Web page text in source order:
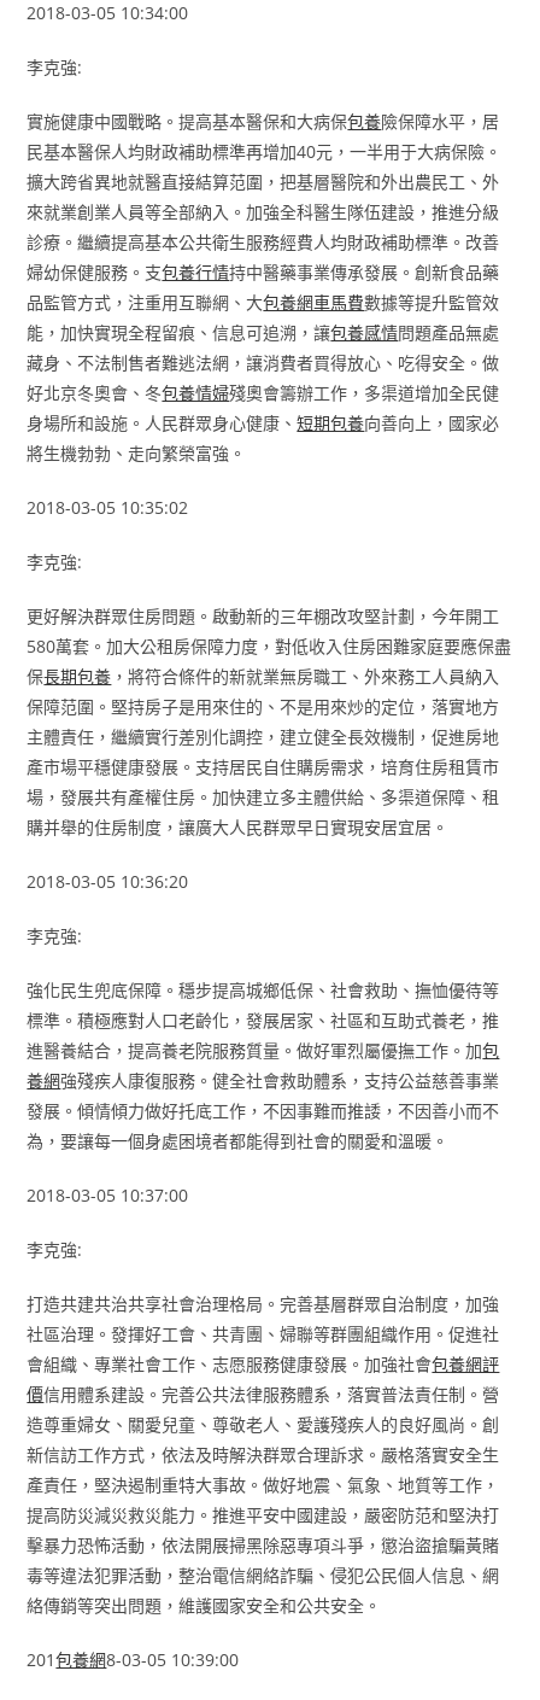
2018-03-05 10:34:00
李克強:
實施健康中國戰略。提高基本醫保和大病保包養險保障水平，居
民基本醫保人均財政補助標準再增加40元，一半用于大病保險。
擴大跨省異地就醫直接結算范圍，把基層醫院和外出農民工、外
來就業創業人員等全部納入。加強全科醫生隊伍建設，推進分級
診療。繼續提高基本公共衛生服務經費人均財政補助標準。改善
婦幼保健服務。支包養行情持中醫藥事業傳承發展。創新食品藥
品監管方式，注重用互聯網、大包養網車馬費數據等提升監管效
能，加快實現全程留痕、信息可追溯，讓包養感情問題產品無處
藏身、不法制售者難逃法網，讓消費者買得放心、吃得安全。做
好北京冬奧會、冬包養情婦殘奧會籌辦工作，多渠道增加全民健
身場所和設施。人民群眾身心健康、短期包養向善向上，國家必
將生機勃勃、走向繁榮富強。
2018-03-05 10:35:02
李克強:
更好解決群眾住房問題。啟動新的三年棚改攻堅計劃，今年開工
580萬套。加大公租房保障力度，對低收入住房困難家庭要應保盡
保長期包養 ，將符合條件的新就業無房職工、外來務工人員納入
保障范圍。堅持房子是用來住的、不是用來炒的定位，落實地方
主體責任，繼續實行差別化調控，建立健全長效機制，促進房地
產市場平穩健康發展。支持居民自住購房需求，培育住房租賃市
場，發展共有產權住房。加快建立多主體供給、多渠道保障、租
購并舉的住房制度，讓廣大人民群眾早日實現安居宜居。
2018-03-05 10:36:20
李克強:
強化民生兜底保障。穩步提高城鄉低保、社會救助、撫恤優待等
標準。積極應對人口老齡化，發展居家、社區和互助式養老，推
進醫養結合，提高養老院服務質量。做好軍烈屬優撫工作。加包
養網強殘疾人康復服務。健全社會救助體系，支持公益慈善事業
發展。傾情傾力做好托底工作，不因事難而推諉，不因善小而不
為，要讓每一個身處困境者都能得到社會的關愛和溫暖。
2018-03-05 10:37:00
李克強:
打造共建共治共享社會治理格局。完善基層群眾自治制度，加強
社區治理。發揮好工會、共青團、婦聯等群團組織作用。促進社
會組織、專業社會工作、志愿服務健康發展。加強社會包養網評
價信用體系建設。完善公共法律服務體系，落實普法責任制。營
造尊重婦女、關愛兒童、尊敬老人、愛護殘疾人的良好風尚。創
新信訪工作方式，依法及時解決群眾合理訴求。嚴格落實安全生
產責任，堅決遏制重特大事故。做好地震、氣象、地質等工作，
提高防災減災救災能力。推進平安中國建設，嚴密防范和堅決打
擊暴力恐怖活動，依法開展掃黑除惡專項斗爭，懲治盜搶騙黃賭
毒等違法犯罪活動，整治電信網絡詐騙、侵犯公民個人信息、網
絡傳銷等突出問題，維護國家安全和公共安全。
201包養網8-03-05 10:39:00